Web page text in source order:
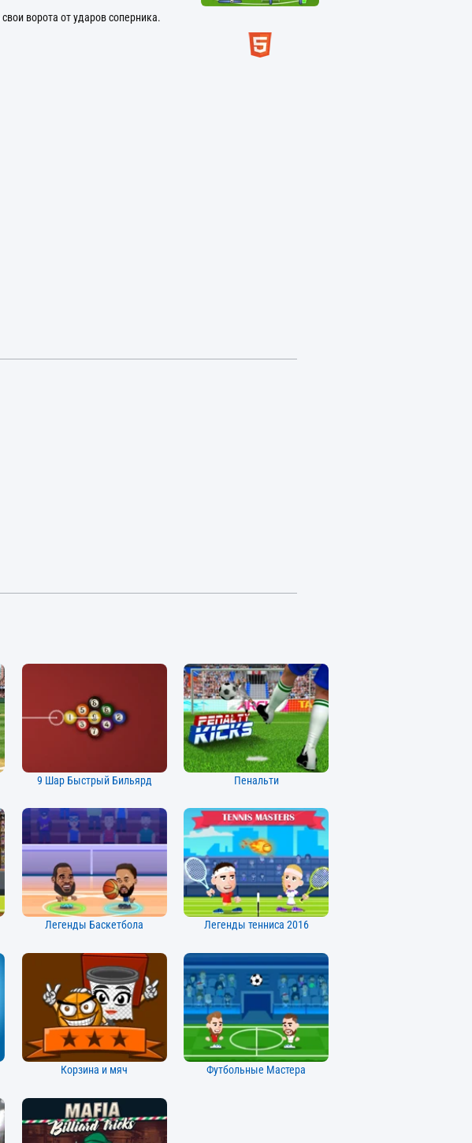
ворота от ударов соперника.
9 Шар Быстрый Бильярд Пенальти
Легенды Баскетбола Легенды тенниса 2016
Корзина и мяч Футбольные Мастера